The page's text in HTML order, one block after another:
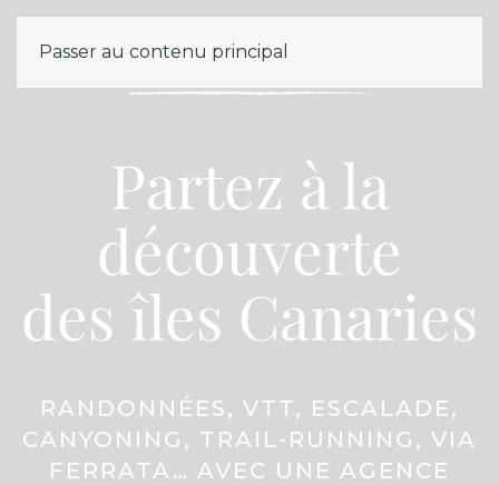
Passer au contenu principal
Partez à la
découverte
des îles Canaries
RANDONNÉES, VTT, ESCALADE,
CANYONING, TRAIL-RUNNING, VIA
FERRATA… AVEC UNE AGENCE